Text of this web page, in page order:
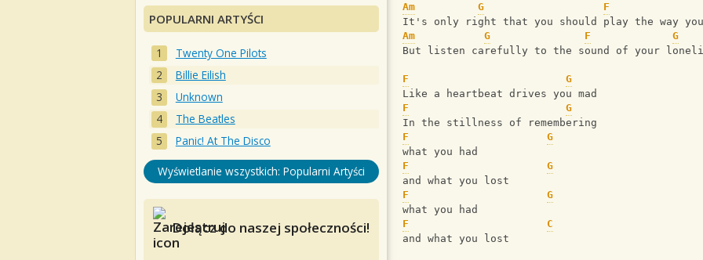
Am
G F
It's only right that you should play the way
Am
G F
G
But listen carefully to the sound of your
F
G
Like a heartbeat drives you mad
F
G
In the stillness of remembering
F
G
what you had
F
G
and what you lost
F
G
what you had
F
C
and what you lost
POPULARNI ARTYŚCI
Twenty One Pilots
Billie Eilish
Unknown
The Beatles
Panic! At The Disco
Wyświetlanie wszystkich: Popularni Artyści
Dołącz do naszej społeczności!